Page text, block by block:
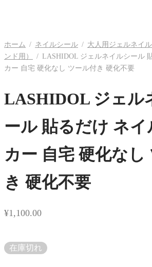
ホーム / ネイルシール / 大人用ジェルネイ
ンド用）
/ LASHIDOL ジェルネイルシール
カー 自宅 硬化なし ツール付き 硬化不要
LASHIDOL ジェル
ール 貼るだけ ネイ
カー 自宅 硬化なし
き 硬化不要
¥1,100.00
在庫切れ